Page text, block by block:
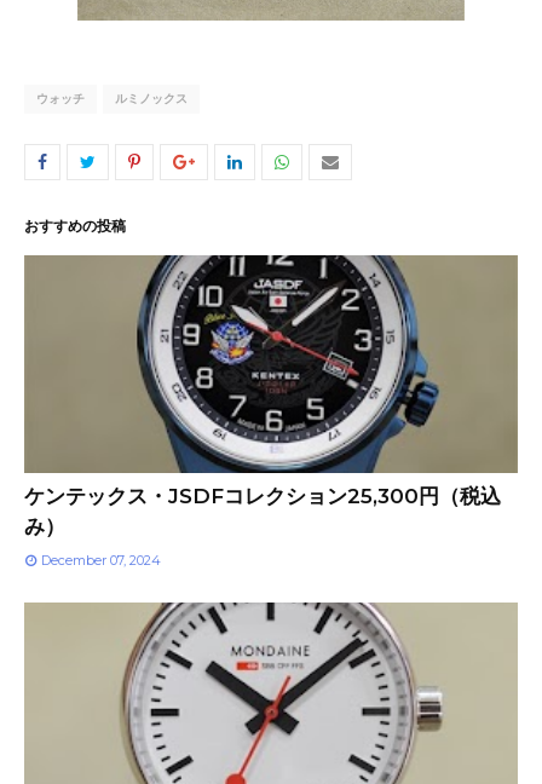
ウォッチ ルミノックス
おすすめの投稿
ケンテックス・JSDFコレクション25,300円（税込
み）
December 07, 2024